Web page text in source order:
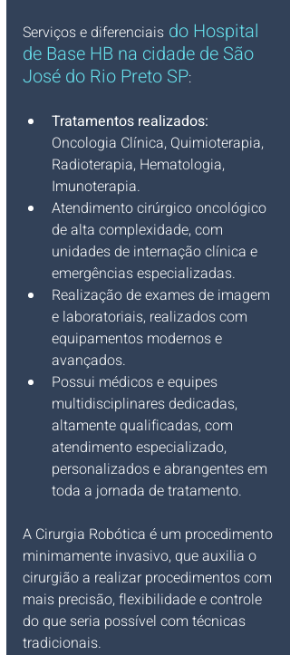
Serviços e diferenciais do Hospital
de Base HB na cidade de São
José do Rio Preto SP:
Tratamentos realizados:
Oncologia Clínica, Quimioterapia,
Radioterapia, Hematologia,
Imunoterapia.
Atendimento cirúrgico oncológico
de alta complexidade, com
unidades de internação clínica e
emergências especializadas.
Realização de exames de imagem
e laboratoriais, realizados com
equipamentos modernos e
avançados.
Possui médicos e equipes
multidisciplinares dedicadas,
altamente qualificadas, com
atendimento especializado,
personalizados e abrangentes em
toda a jornada de tratamento.
A Cirurgia Robótica é um procedimento
minimamente invasivo, que auxilia o
cirurgião a realizar procedimentos com
mais precisão, flexibilidade e controle
do que seria possível com técnicas
tradicionais.